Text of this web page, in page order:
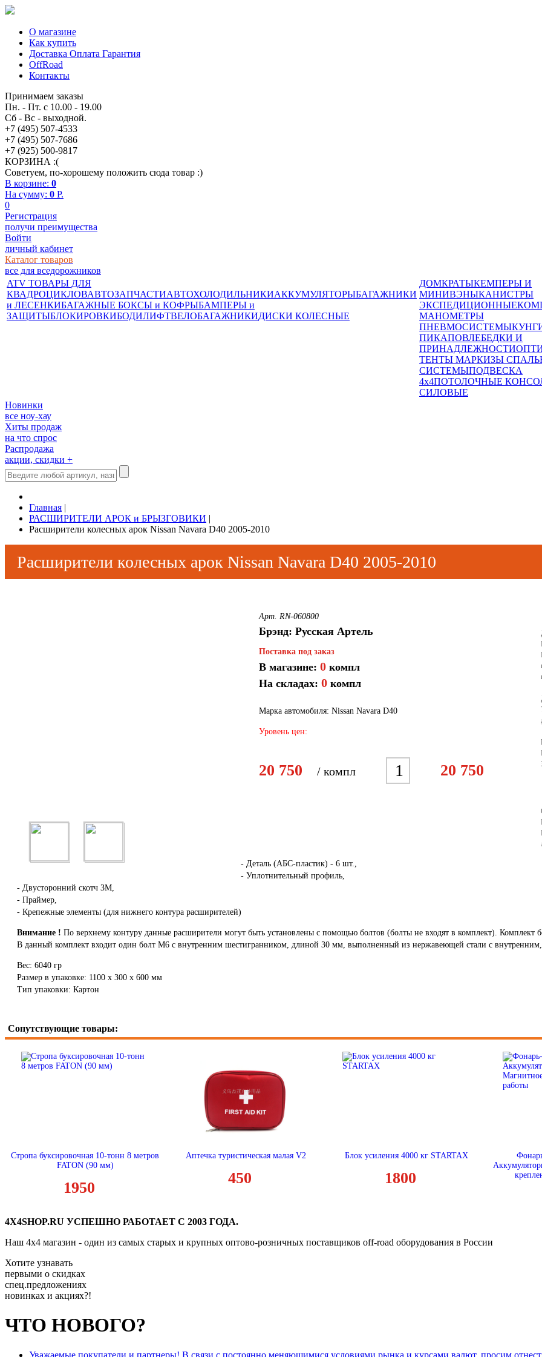
О магазине
Как купить
Доставка Оплата Гарантия
OffRoad
Контакты
Принимаем заказы
Пн. - Пт. с 10.00 - 19.00
Сб - Вс - выходной.
+7 (495) 507-4533
+7 (495) 507-7686
+7 (925) 500-9817
КОРЗИНА :(
Советуем, по-хорошему положить сюда товар :)
В корзине: 0
На сумму: 0 P.
0
Регистрация
получи преимущества
Войти
личный кабинет
Каталог товаров
все для вседорожников
ATV ТОВАРЫ ДЛЯ
КВАДРОЦИКЛОВАВТОЗАПЧАСТИАВТОХОЛОДИЛЬНИКИАККУМУЛЯТОРЫБАГАЖНИКИ
и ЛЕСЕНКИБАГАЖНЫЕ БОКСЫ и КОФРЫБАМПЕРЫ и
ЗАЩИТЫБЛОКИРОВКИБОДИЛИФТВЕЛОБАГАЖНИКИДИСКИ КОЛЕСНЫЕ
ДОМКРАТЫКЕМПЕРЫ И
МИНИВЭНЫКАНИСТРЫ
ЭКСПЕДИЦИОННЫЕ
МАНОМЕТРЫ
ПНЕВМОСИСТЕМЫ
ПИКАПОВЛЕБЕДКИ И
ПРИНАДЛЕЖНОСТИ
ТЕНТЫ МАРКИЗЫ
СИСТЕМЫПОДВЕСКА
4x4ПОТОЛОЧНЫЕ
СИЛОВЫЕ
Новинки
все ноу-хау
Хиты продаж
на что спрос
Распродажа
акции, скидки +
Главная |
РАСШИРИТЕЛИ АРОК и БРЫЗГОВИКИ |
Расширители колесных арок Nissan Navara D40 2005-2010
Расширители колесных арок Nissan Navara D40 2005-2010
Арт. RN-060800
Брэнд: Русская Артель
Поставка под заказ
В магазине: 0 компл
На складах: 0 компл
Марка автомобиля: Nissan Navara D40
Уровень цен:
20 750 / компл 1 3 4
20 750
- Деталь (АБС-пластик) - 6 шт.,
- Уплотнительный профиль,
- Двусторонний скотч 3М,
- Праймер,
- Крепежные элементы (для нижнего контура расширителей)
Внимание ! По верхнему контуру данные расширители могут быть установлены с помощью болтов (болты не входят в комплект). Комплект
В данный комплект входит один болт М6 с внутренним шестигранником, длиной 30 мм, выполненный из нержавеющей стали с
Вес: 6040 гр
Размер в упаковке: 1100 х 300 х 600 мм
Тип упаковки: Картон
Сопутствующие товары:
Стропа буксировочная 10-тонн 8 метров
FATON (90 мм)
1950
Аптечка туристическая малая V2
450
Блок усиления 4000 кг STARTAX
1800
4X4SHOP.RU УСПЕШНО РАБОТАЕТ С 2003 ГОДА.
Наш 4x4 магазин - один из самых старых и крупных оптово-розничных поставщиков off-road оборудования в России
Хотите узнавать
первыми о скидках
спец.предложениях
новинках и акциях?!
ЧТО НОВОГО?
Уважаемые покупатели и партнеры! В связи с постоянно меняющимися условиями рынка и курсами валют, просим